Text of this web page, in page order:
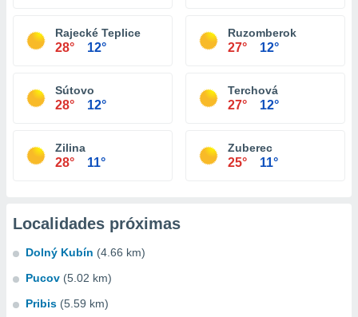
Rajecké Teplice
28° 12°
Ruzomberok
27° 12°
Sútovo
28° 12°
Terchová
27° 12°
Zilina
28° 11°
Zuberec
25° 11°
Localidades próximas
Dolný Kubín (4.66 km)
Pucov (5.02 km)
Pribis (5.59 km)